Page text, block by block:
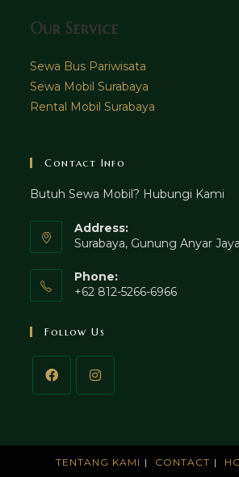
Our Service
Sewa Bus Pariwisata
Sewa Mobil Surabaya
Rental Mobil Surabaya
Contact Info
Butuh Sewa Mobil? Hubungi Kami
Address:
Surabaya, Gunung Anyar Jaya
Phone:
+62 812-5266-6966
Follow Us
TENTANG KAMI CONTACT